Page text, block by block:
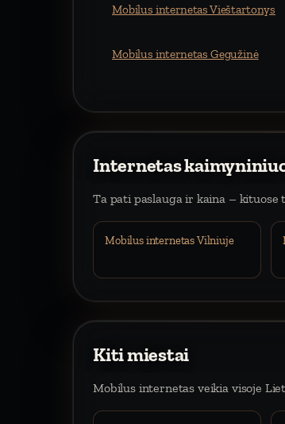
Mobilus internetas Vieštartonys
Mobilus internetas Gegužinė
Internetas
Ta pati paslauga ir kaina – kituose
Mobilus internetas Vilniuje
Kiti miestai
Mobilus internetas veikia visoje